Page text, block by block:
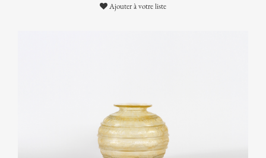
Ajouter à votre liste